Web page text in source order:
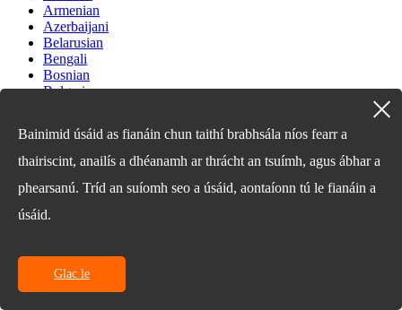
Armenian
Azerbaijani
Belarusian
Bengali
Bosnian
Bulgarian
Corsican
Croatian
Dutch
Estonian
Finnish
Georgian
Gujarati
Bainimid úsáid as fianáin chun taithí brabhsála níos fearr a
thairiscint, anailís a dhéanamh ar thrácht an tsuímh, agus ábhar a
phearsanú. Tríd an suíomh seo a úsáid, aontaíonn tú le fianáin a
úsáid.
Glac le